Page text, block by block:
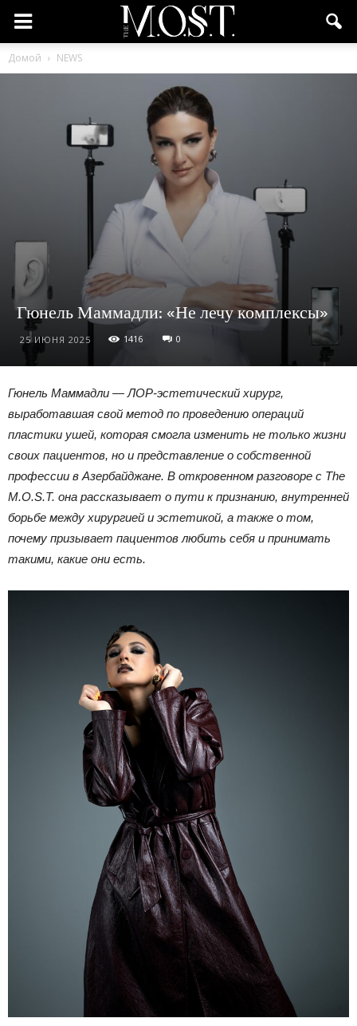
Домой NEWS
Гюнель Маммадли: «Не лечу комплексы»
25 ИЮНЯ 2025 1416 0
Гюнель Маммадли — ЛОР-эстетический хирург,
выработавшая свой метод по проведению операций
пластики ушей, которая смогла изменить не только жизни
своих пациентов, но и представление о собственной
профессии в Азербайджане. В откровенном разговоре с The
M.O.S.T. она рассказывает о пути к признанию, внутренней
борьбе между хирургией и эстетикой, а также о том,
почему призывает пациентов любить себя и принимать
такими, какие они есть.